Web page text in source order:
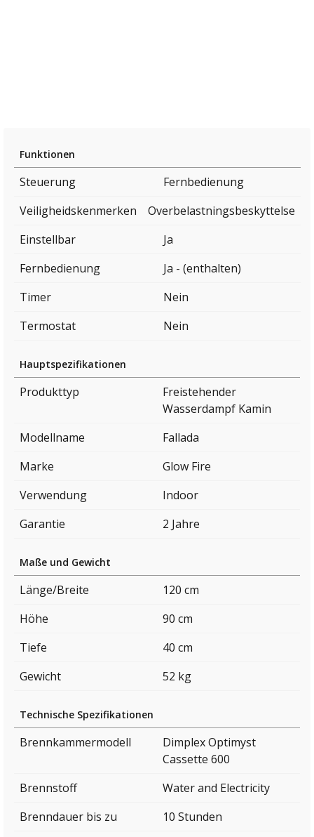
Funktionen
Steuerung
Fernbedienung
Veiligheidskenmerken
Overbelastningsbeskyttelse
Einstellbar
Ja
Fernbedienung
Ja - (enthalten)
Timer
Nein
Termostat
Nein
Hauptspezifikationen
Produkttyp
Freistehender
Wasserdampf Kamin
Modellname
Fallada
Marke
Glow Fire
Verwendung
Indoor
Garantie
2 Jahre
Maße und Gewicht
Länge/Breite
120 cm
Höhe
90 cm
Tiefe
40 cm
Gewicht
52 kg
Technische Spezifikationen
Brennkammermodell
Dimplex Optimyst
Cassette 600
Brennstoff
Water and Electricity
Brenndauer bis zu
10 Stunden